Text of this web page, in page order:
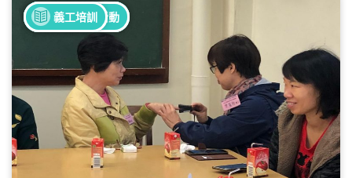
全部健康活動
全部義工活動
義工培訓